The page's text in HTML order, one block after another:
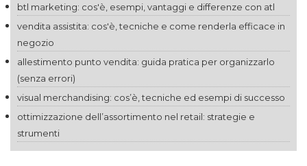
btl marketing: cos'è, esempi, vantaggi e differenze con atl
vendita assistita: cos'è, tecniche e come renderla efficace in
negozio
allestimento punto vendita: guida pratica per organizzarlo
(senza errori)
visual merchandising: cos’è, tecniche ed esempi di successo
ottimizzazione dell’assortimento nel retail: strategie e
strumenti